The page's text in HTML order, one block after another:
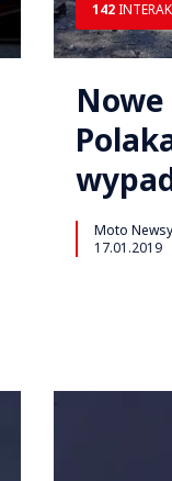
142
Moto Newsy
17.01.2019